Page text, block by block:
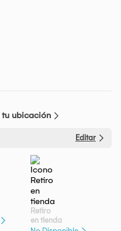
ubicación
Editar
Retiro
en tienda